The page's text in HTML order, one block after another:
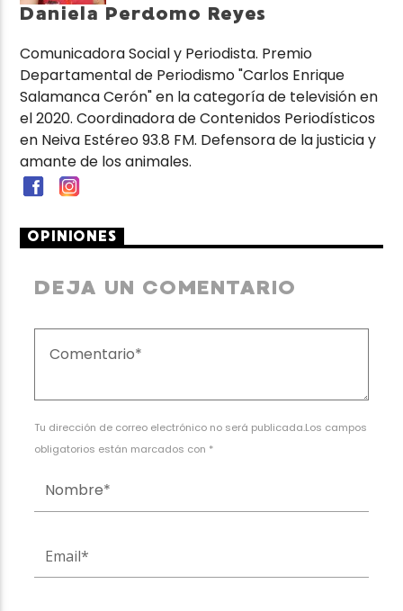
Daniela Perdomo Reyes
Comunicadora Social y Periodista. Premio
Departamental de Periodismo "Carlos Enrique
Salamanca Cerón" en la categoría de televisión en
el 2020. Coordinadora de Contenidos Periodísticos
en Neiva Estéreo 93.8 FM. Defensora de la justicia y
amante de los animales.
OPINIONES
DEJA UN COMENTARIO
Tu dirección de correo electrónico no será publicada.Los campos
obligatorios están marcados con *